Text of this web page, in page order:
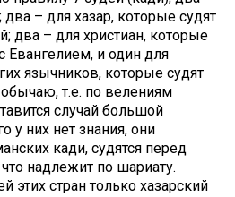
– для хазар, которые судят
два – для христиан, которые
Евангелием, и один для
язычников, которые судят
т.е. по велениям
случай большой
у них нет знания, они
кади, судятся перед
надлежит по шариату.
этих стран только хазарский